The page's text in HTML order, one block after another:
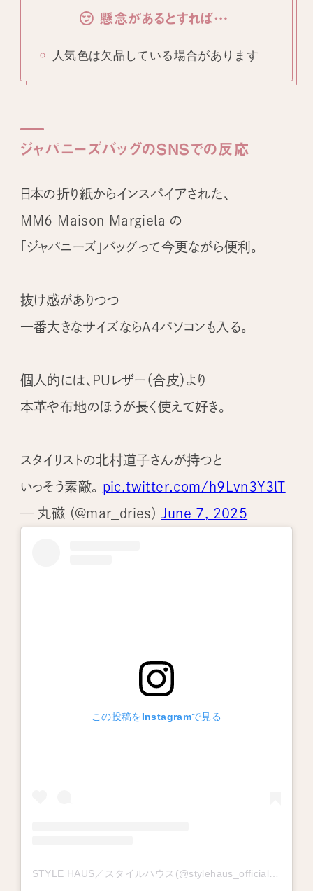
懸念があるとすれば…
人気色は欠品している場合があります
ジャパニーズバッグのSNSでの反応
日本の折り紙からインスパイアされた、
MM6 Maison Margiela の
「ジャパニーズ」バッグって今更ながら便利。
抜け感がありつつ
一番大きなサイズならA4パソコンも入る。
個人的には、PUレザー（合皮）より
本革や布地のほうが長く使えて好き。
スタイリストの北村道子さんが持つと
いっそう素敵。 pic.twitter.com/h9Lvn3Y3lT
— 丸磁 (@mar_dries)
June 7, 2025
この投稿をInstagramで見る